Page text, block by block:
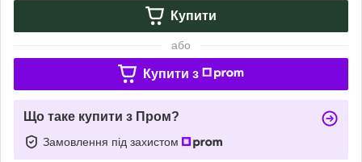
Купити
або
Купити з
Що таке купити з Пром?
Замовлення під захистом